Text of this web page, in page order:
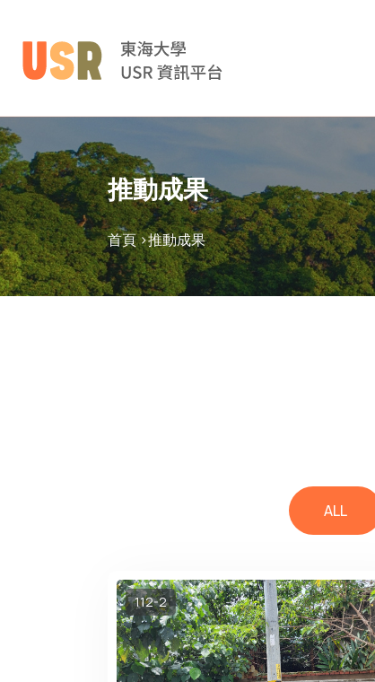
推動成果
首頁 >推動成果
ALL
112-2